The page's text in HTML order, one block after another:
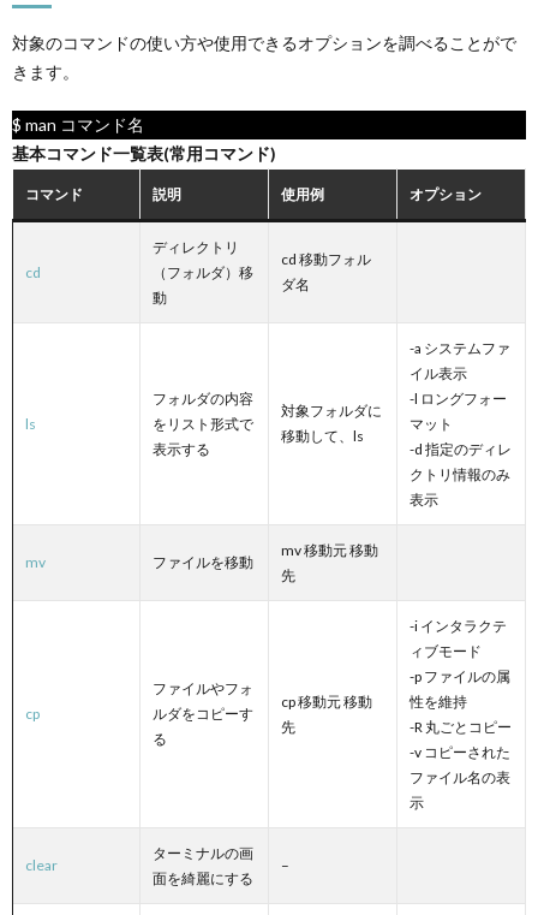
対象のコマンドの使い方や使用できるオプションを調べることがで
きます。
$ man コマンド名
基本コマンド一覧表(常用コマンド)
コマンド 説明 使用例 オプション
cd
ディレクトリ
（フォルダ）移
動
cd 移動フォル
ダ名
ls
フォルダの内容
をリスト形式で
表示する
対象フォルダに
移動して、ls
-a システムファ
イル表示
-l ロングフォー
マット
-d 指定のディレ
クトリ情報のみ
表示
mv ファイルを移動
mv 移動元 移動
先
cp
ファイルやフォ
ルダをコピーす
る
cp 移動元 移動
先
-i インタラクテ
ィブモード
-p ファイルの属
性を維持
-R 丸ごとコピー
-v コピーされた
ファイル名の表
示
clear
ターミナルの画
面を綺麗にする
–